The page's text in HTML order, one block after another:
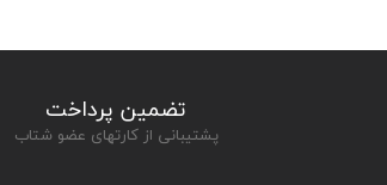
تضمین پرداخت
پشتیبانی از کارتهای عضو شتاب